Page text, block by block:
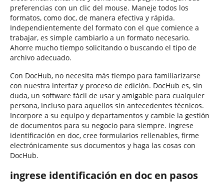
preferencias con un clic del mouse. Maneje todos los
formatos, como doc, de manera efectiva y rápida.
Independientemente del formato con el que comience a
trabajar, es simple cambiarlo a un formato necesario.
Ahorre mucho tiempo solicitando o buscando el tipo de
archivo adecuado.
Con DocHub, no necesita más tiempo para familiarizarse
con nuestra interfaz y proceso de edición. DocHub es, sin
duda, un software fácil de usar y amigable para cualquier
persona, incluso para aquellos sin antecedentes técnicos.
Incorpore a su equipo y departamentos y cambie la gestión
de documentos para su negocio para siempre. ingrese
identificación en doc, cree formularios rellenables, firme
electrónicamente sus documentos y haga las cosas con
DocHub.
ingrese identificación en doc en pasos